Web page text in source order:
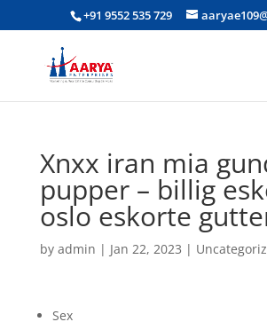
+91 9552 535 729
Xnxx iran mia
pupper – billig
oslo eskorte
by admin | Jan 22, 2023 |
Sex